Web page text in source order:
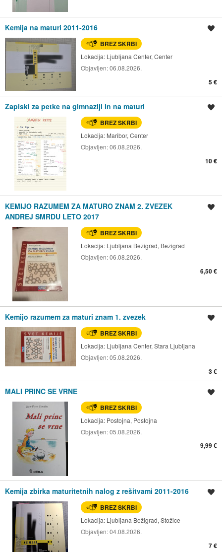
Kemija na maturi 2011-2016
BREZ SKRBI
Lokacija: Ljubljana Center, Center
Objavljen:06.08.2026.
5 €
Zapiski za petke na gimnaziji in na maturi
BREZ SKRBI
Lokacija: Maribor, Center
Objavljen:06.08.2026.
10 €
KEMIJO RAZUMEM ZA MATURO ZNAM 2. ZVEZEK
ANDREJ SMRDU LETO 2017
BREZ SKRBI
Lokacija: Ljubljana Bežigrad, Bežigrad
Objavljen:06.08.2026.
6,50 €
Kemijo razumem za maturi znam 1. zvezek
BREZ SKRBI
Lokacija: Ljubljana Center, Stara Ljubljana
Objavljen:05.08.2026.
3 €
MALI PRINC SE VRNE
BREZ SKRBI
Lokacija: Postojna, Postojna
Objavljen:05.08.2026.
9,99 €
Kemija zbirka maturitetnih nalog z rešitvami 2011-2016
BREZ SKRBI
Lokacija: Ljubljana Bežigrad, Stožice
Objavljen:04.08.2026.
7 €